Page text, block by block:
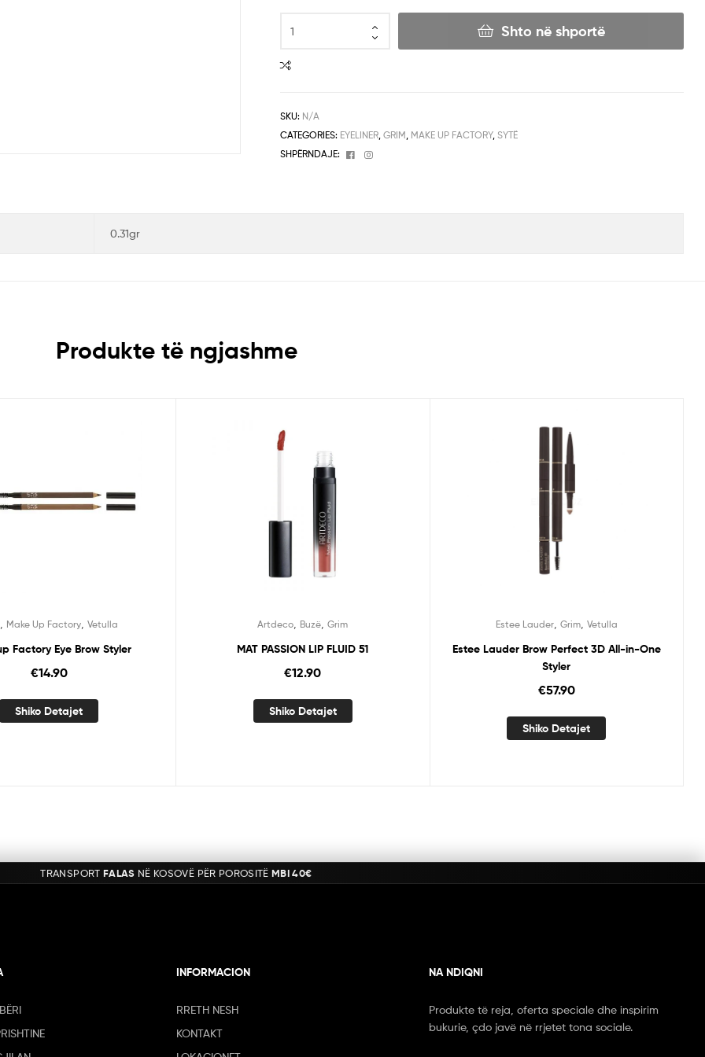
Shto në shportë
SKU: N/A
CATEGORIES: EYELINER ,GRIM MAKE UP FACTORY,SYTË
SHPËRNDAJE:
Facebook
Instagram
0.31gr
Produkte të ngjashme
Make Up Factory ,Vetulla
Factory Eye Brow Styler
€14.90
Shiko Detajet
Artdeco Buzë ,Grim
MAT PASSION LIP FLUID 51
€12.90
Shiko Detajet
Estee Lauder, Grim, Vetulla
Estee Lauder Brow Perfect 3D All-in-One
Styler
€57.90
Shiko Detajet
INFORMACION
RRETH NESH
KONTAKT
NA NDIQNI
Produkte të reja, oferta speciale dhe inspirim
bukurie, çdo javë në rrjetet tona sociale.
TRANSPORT FALAS NË KOSOVË PËR POROSITËMBI 40€